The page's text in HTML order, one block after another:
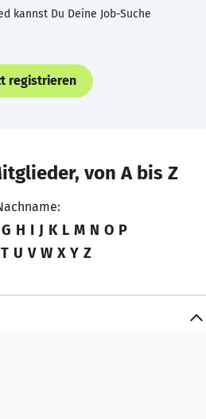
kannst Du Deine Job-Suche
registrieren
von A bis Z
G H I J K L M N O P
T U V W X Y Z